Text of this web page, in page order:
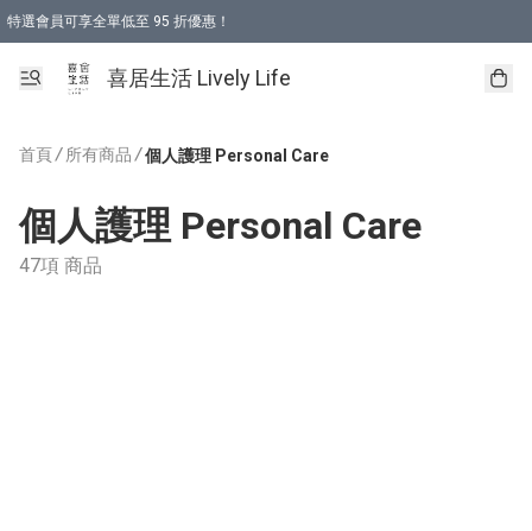
特選會員可享全單低至 95 折優惠！
購物折後滿$600免運費優惠 (減價貨品除外）
購物折後滿$320 即可免費於「順豐站」或「順豐智能櫃」自提點取貨 （冷凍食品
喜居生活 Lively Life
首頁/ 所有商品 /個人護理 Personal Care
個人護理 Personal Care
47項 商品